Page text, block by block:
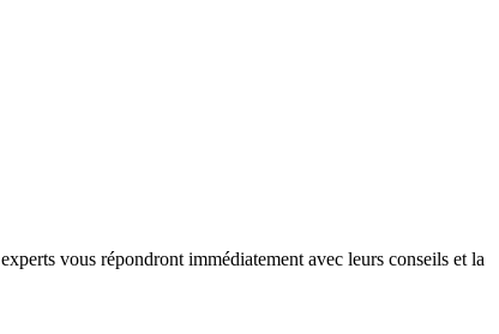
vous répondront immédiatement avec leurs conseils et la